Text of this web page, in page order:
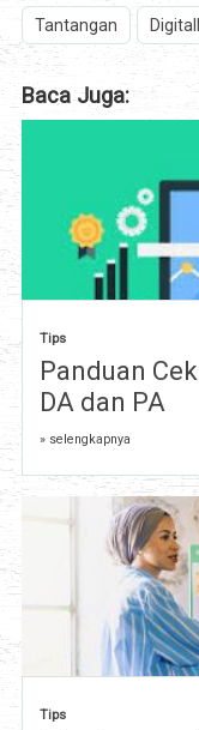
Tantangan
Baca Juga:
Tips
Panduan
DA dan PA
» selengkapnya
Tips